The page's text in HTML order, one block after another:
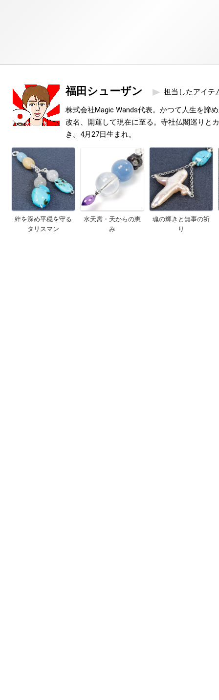
福田シューザン 担当したアイテ
株式会社Magic Wands代表。かつて人生を諦
改名、開運して現在に至る。寺社仏閣巡りと
き。4月27日生まれ。
絆を深め平穏を守る
タリスマン
水天需・天からの恵
み
魂の輝きと無事の祈
り